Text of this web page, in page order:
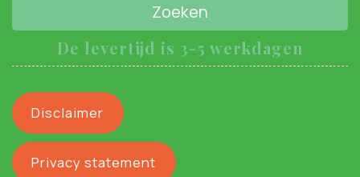
Zoeken
De levertijd is 3-5 werkdagen
Disclaimer
Privacy statement